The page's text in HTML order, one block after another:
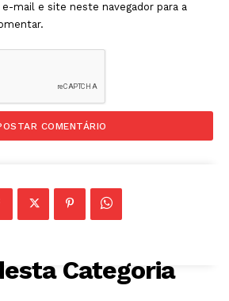
mail e site neste navegador para a
Categoria